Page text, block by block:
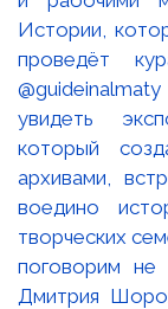
Истории,
проведёт
увидеть
который
архивами,
воедино
творческих
поговорим не
Дмитрия